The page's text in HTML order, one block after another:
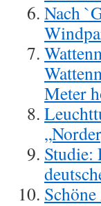
Nach
Meter
Studie: